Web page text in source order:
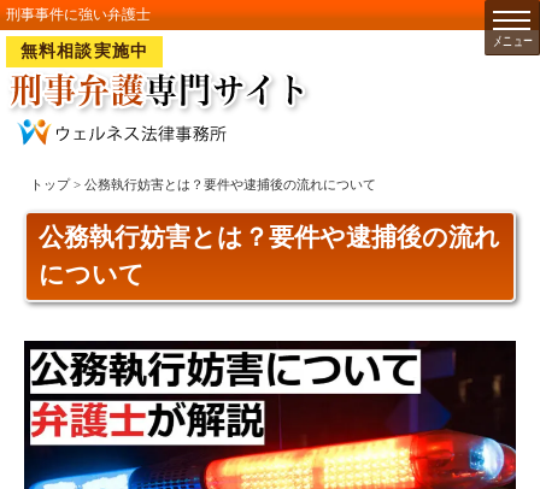
刑事事件に強い弁護士
無料相談実施中
トップ > 公務執行妨害とは？要件や逮捕後の流れについて
公務執行妨害とは？要件や逮捕後の流れ
について